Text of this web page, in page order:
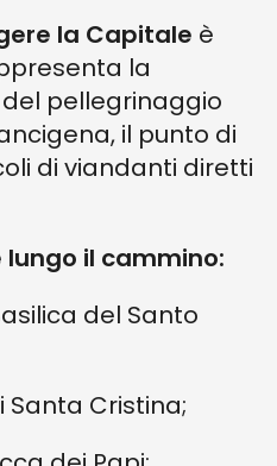
la Capitale è
la
del pellegrinaggio
il punto di
di viandanti diretti
il cammino:
del Santo
Santa Cristina;